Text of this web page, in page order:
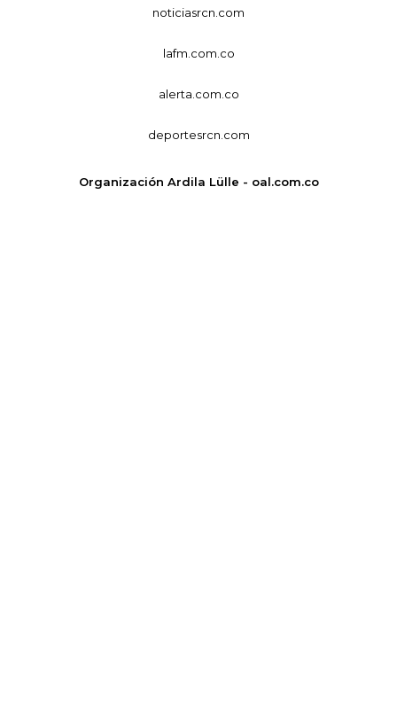
noticiasrcn.com
lafm.com.co
alerta.com.co
deportesrcn.com
Organización Ardila Lülle - oal.com.co